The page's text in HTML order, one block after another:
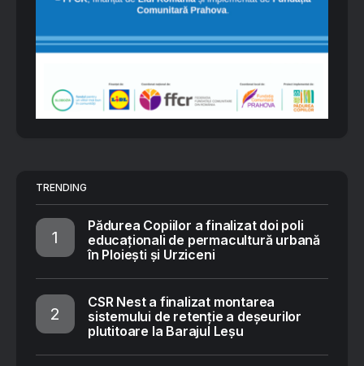
TRENDING
Pădurea Copiilor a finalizat doi poli
educaționali de permacultură urbană
în Ploiești și Urziceni
CSR Nest a finalizat montarea
sistemului de retenție a deșeurilor
plutitoare la Barajul Leșu